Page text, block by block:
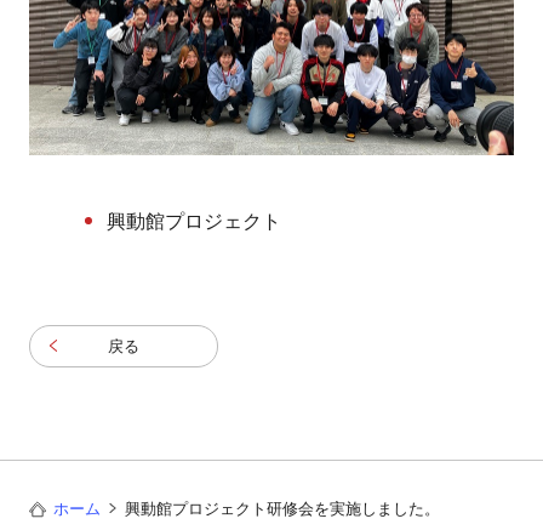
興動館プロジェクト
戻る
ホーム 興動館プロジェクト研修会を実施しました。